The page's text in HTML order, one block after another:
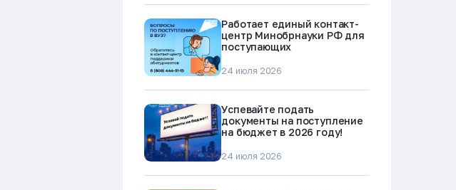
Работает единый контакт-
центр Минобрнауки РФ для
поступающих
24 июля 2026
Успевайте подать
документы на поступление
на бюджет в 2026 году!
24 июля 2026